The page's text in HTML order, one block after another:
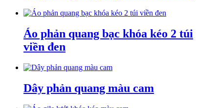
Áo phản quang bạc khóa kéo 2 túi
viền đen
Dây phản quang màu cam